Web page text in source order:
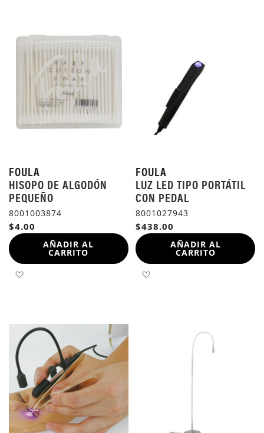
FOULA
HISOPO DE ALGODÓN
PEQUEÑO
8001003874
$4.00
AÑADIR AL
CARRITO
AÑADIR A LA LISTA DE DESEOS
FOULA
LUZ LED TIPO PORTÁTIL
CON PEDAL
8001027943
$438.00
AÑADIR AL
CARRITO